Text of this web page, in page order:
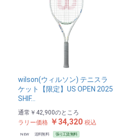
wilson(ウィルソン) テニスラ
ケット【限定】US OPEN 2025
SHIF…
通常 ￥42,900のところ
ラリー価格 ￥34,320税込
NEW 送料無料 張り工賃無料